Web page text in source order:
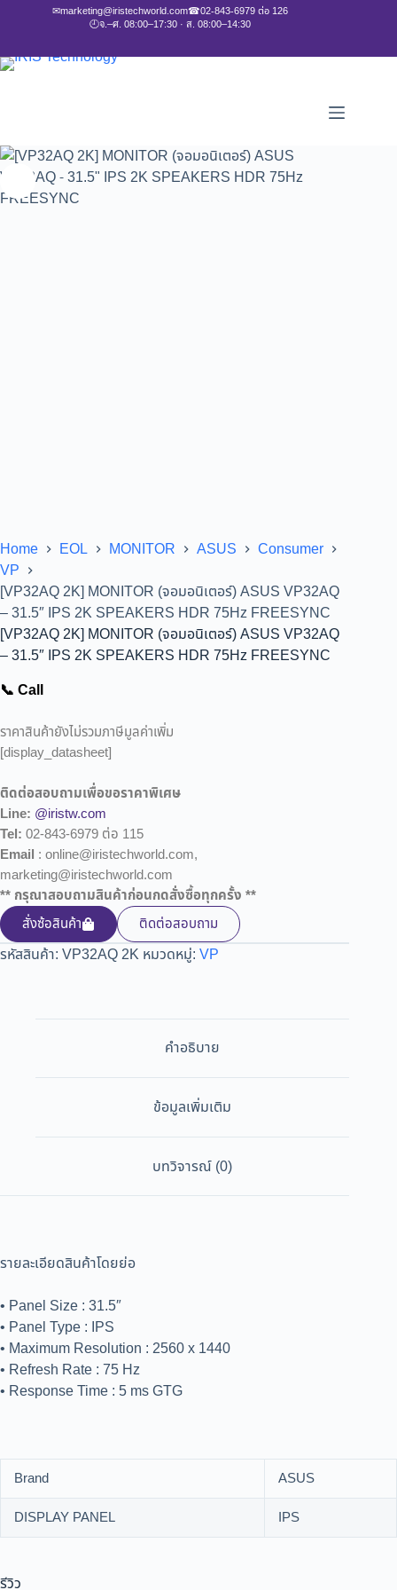
✉marketing@iristechworld.com☎02-843-6979 ต่อ 126
🕘จ.–ศ. 08:00–17:30 · ส. 08:00–14:30
Home EOL MONITOR ASUS
Consumer
VP
[VP32AQ 2K] MONITOR (จอมอนิเตอร์) ASUS VP32AQ
– 31.5″ IPS 2K SPEAKERS HDR 75Hz FREESYNC
[VP32AQ 2K] MONITOR (จอมอนิเตอร์) ASUS VP32AQ
– 31.5″ IPS 2K SPEAKERS HDR 75Hz FREESYNC
📞 Call
ราคาสินค้ายังไม่รวมภาษีมูลค่าเพิ่ม
[display_datasheet]
ติดต่อสอบถามเพื่อขอราคาพิเศษ
Line: @iristw.com
Tel: 02-843-6979 ต่อ 115
Email : online@iristechworld.com,
marketing@iristechworld.com
** กรุณาสอบถามสินค้าก่อนกดสั่งซื้อทุกครั้ง **
สั่งซ้อสินค้า
ติดต่อสอบถาม
รหัสสินค้า: VP32AQ 2K หมวดหมู่: VP
คำอธิบาย
ข้อมูลเพิ่มเติม
บทวิจารณ์ (0)
รายละเอียดสินค้าโดยย่อ
• Panel Size : 31.5″
• Panel Type : IPS
• Maximum Resolution : 2560 x 1440
• Refresh Rate : 75 Hz
• Response Time : 5 ms GTG
Brand
ASUS
DISPLAY PANEL
IPS
รีวิว